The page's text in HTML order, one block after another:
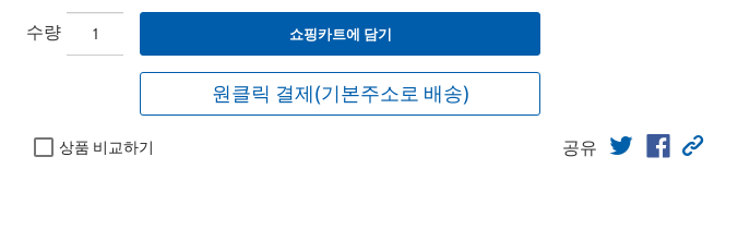
수량 쇼핑카트에 담기
원클릭 결제(기본주소로 배송)
상품 비교하기 공유